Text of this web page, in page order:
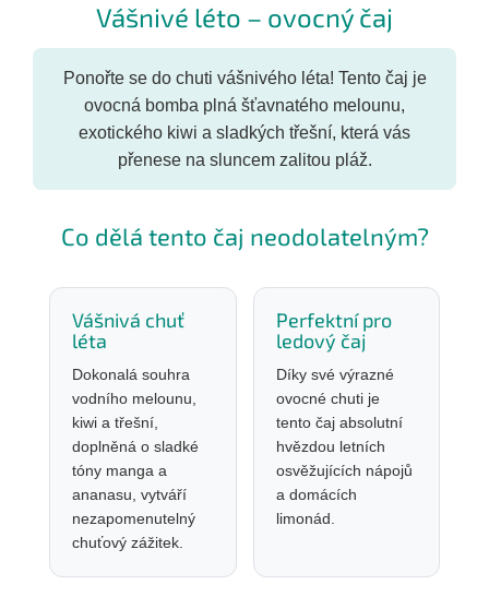
Vášnivé léto – ovocný čaj
Ponořte se do chuti vášnivého léta! Tento čaj je
ovocná bomba plná šťavnatého melounu,
exotického kiwi a sladkých třešní, která vás
přenese na sluncem zalitou pláž.
Co dělá tento čaj neodolatelným?
Vášnivá chuť
léta
Dokonalá souhra
vodního melounu,
kiwi a třešní,
doplněná o sladké
tóny manga a
ananasu, vytváří
nezapomenutelný
chuťový zážitek.
Perfektní pro
ledový čaj
Díky své výrazné
ovocné chuti je
tento čaj absolutní
hvězdou letních
osvěžujících nápojů
a domácích
limonád.